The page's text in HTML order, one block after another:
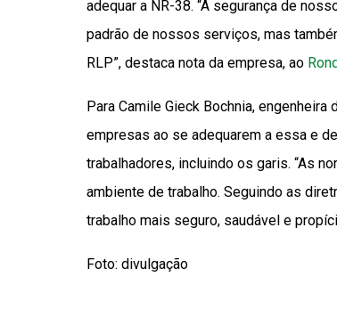
adequar a NR-38. “A segurança de
padrão de nossos serviços, mas
RLP”, destaca nota da empresa, ao
Para Camile Gieck Bochnia,
empresas ao se adequarem a essa e
trabalhadores, incluindo os garis. “As
ambiente de trabalho. Seguindo as
trabalho mais seguro, saudável e
Foto: divulgação